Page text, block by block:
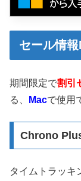
セール情
期間限定で割引
る、
Macで使用
Chrono
タイムトラッキ